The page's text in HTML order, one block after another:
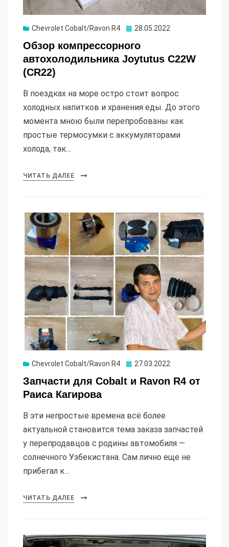
Chevrolet Cobalt/Ravon R4 Опубликовано
28.05.2022
Обзор компрессорного
автохолодильника Joytutus C22W
(CR22)
В поездках на море остро стоит вопрос
холодных напитков и хранения еды. До этого
момента мною были перепробованы как
простые термосумки с аккумуляторами
холода, так…
ЧИТАТЬ ДАЛЕЕ
Chevrolet Cobalt/Ravon R4 Опубликовано
27.03.2022
Запчасти для Cobalt и Ravon R4 от
Раиса Кагирова
В эти непростые времена всё более
актуальной становится тема заказа запчастей
у перепродавцов с родины автомобиля —
солнечного Узбекистана. Сам лично еще не
прибегал к…
ЧИТАТЬ ДАЛЕЕ